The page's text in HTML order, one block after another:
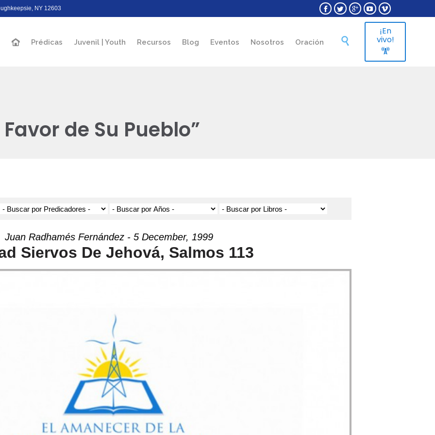
NY 12603     
Skip
Prédicas Juvenil | Youth Recursos Blog Eventos Nosotros Oración 
¡En
vivo!

de Su Pueblo”
Juan Radhamés Fernández - 5 December, 1999
Siervos De Jehová, Salmos 113